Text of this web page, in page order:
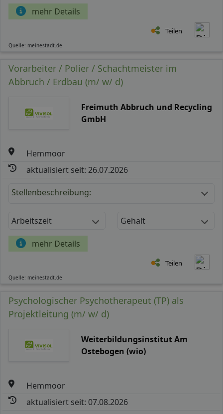
mehr Details
Teilen
Quelle: meinestadt.de
Vorarbeiter / Polier / Schachtmeister im
Abbruch / Erdbau (m/ w/ d)
Freimuth Abbruch und Recycling
GmbH
Hemmoor
aktualisiert seit: 26.07.2026
Stellenbeschreibung:
Arbeitszeit Gehalt
mehr Details
Teilen
Quelle: meinestadt.de
Psychologischer Psychotherapeut (TP) als
Projektleitung (m/ w/ d)
Weiterbildungsinstitut Am
Ostebogen (wio)
Hemmoor
aktualisiert seit: 07.08.2026